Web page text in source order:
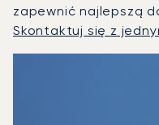
zapewnić najlepszą
Skontaktuj się z